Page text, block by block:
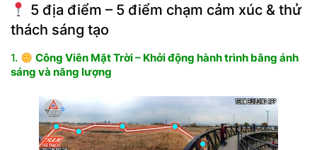
5 địa điểm – 5 điểm chạm cảm xúc & thử
thách sáng tạo
1.
Công Viên Mặt Trời – Khởi động hành trình bằng ánh
sáng và năng lượng